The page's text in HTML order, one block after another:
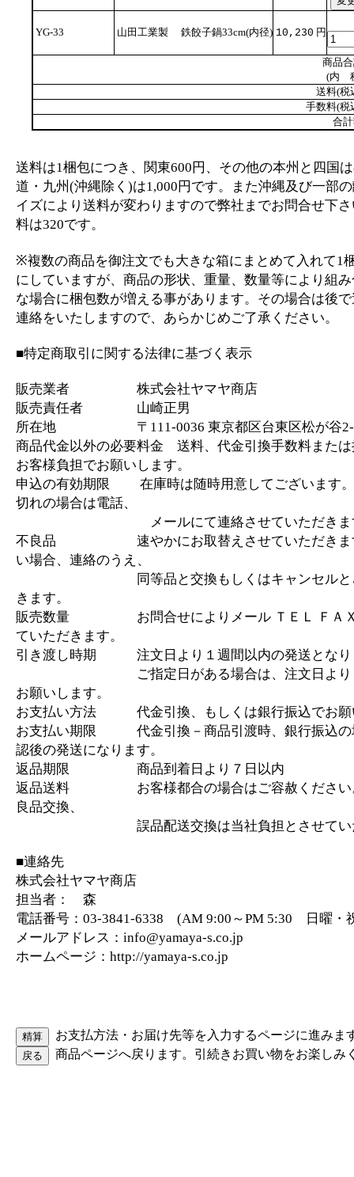
YG-33 山田工業製 鉄餃子鍋33cm(内径) 10,230 円
商品
(内
送料(税
手数料(税
合
送料は1梱包につき、関東600円、その他の本州と四国
道・九州(沖縄除く)は1,000円です。また沖縄及び一部
イズにより送料が変わりますので弊社までお問合せ下
料は320です。
※複数の商品を御注文でも大きな箱にまとめて入れて1
にしていますが、商品の形状、重量、数量等により組
な場合に梱包数が増える事があります。その場合は後
連絡をいたしますので、あらかじめご了承ください。
■特定商取引に関する法律に基づく表示
販売業者 株式会社ヤマヤ商店
販売責任者 山崎正男
所在地 〒111-0036 東京都区台東区松が谷2-
商品代金以外の必要料金 送料、代金引換手数料また
お客様負担でお願いします。
申込の有効期限 在庫時は随時用意してございます
切れの場合は電話、
メールにて連絡させていただきま
不良品 速やかにお取替えさせていただきま
い場合、連絡のうえ、
同等品と交換もしくはキャンセルとさ
きます。
販売数量 お問合せによりメール ＴＥＬ ＦＡＸ
ていただきます。
引き渡し時期 注文日より１週間以内の発送となり
ご指定日がある場合は、注文日より１
お願いします。
お支払い方法 代金引換、もしくは銀行振込でお願
お支払い期限 代金引換－商品引渡時、銀行振込の
認後の発送になります。
返品期限 商品到着日より７日以内
返品送料 お客様都合の場合はご容赦ください
良品交換、
誤品配送交換は当社負担とさせていた
■連絡先
株式会社ヤマヤ商店
担当者： 森
電話番号：03-3841-6338 (AM 9:00～PM 5:30 日曜・
メールアドレス：info@yamaya-s.co.jp
ホームページ：http://yamaya-s.co.jp
お支払方法・お届け先等を入力するページに進みま
商品ページへ戻ります。引続きお買い物をお楽しみ